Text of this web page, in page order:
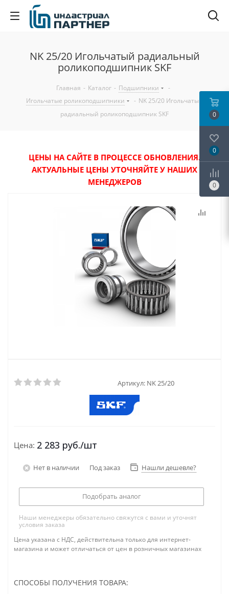
NK 25/20 Игольчатый радиальный
роликоподшипник SKF
Главная - Каталог - Подшипники
-
Игольчатые роликоподшипники
- NK 25/20 Игольчатый
радиальный роликоподшипник SKF
ЦЕНЫ НА САЙТЕ В ПРОЦЕССЕ ОБНОВЛЕНИЯ.
АКТУАЛЬНЫЕ ЦЕНЫ УТОЧНЯЙТЕ У НАШИХ
МЕНЕДЖЕРОВ
Артикул: NK 25/20
Цена: 2 283 руб./шт
Нет в наличии Под заказ Нашли дешевле?
Подобрать аналог
Наши менеджеры обязательно свяжутся с вами и уточнят
условия заказа
Цена указана с НДС, действительна только для интернет-
магазина и может отличаться от цен в розничных магазинах
СПОСОБЫ ПОЛУЧЕНИЯ ТОВАРА:
0
0
0